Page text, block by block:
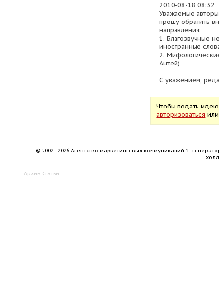
2010-08-18 08:32
Уважаемые
прошу обратить
направления:
1. Благозвучные
иностранные
2.
Антей).
С уважением,
Чтобы подать
авторизоваться
© 2002–2026 Агентство маркетинговых коммуникаций "Е-
Архив Статьи